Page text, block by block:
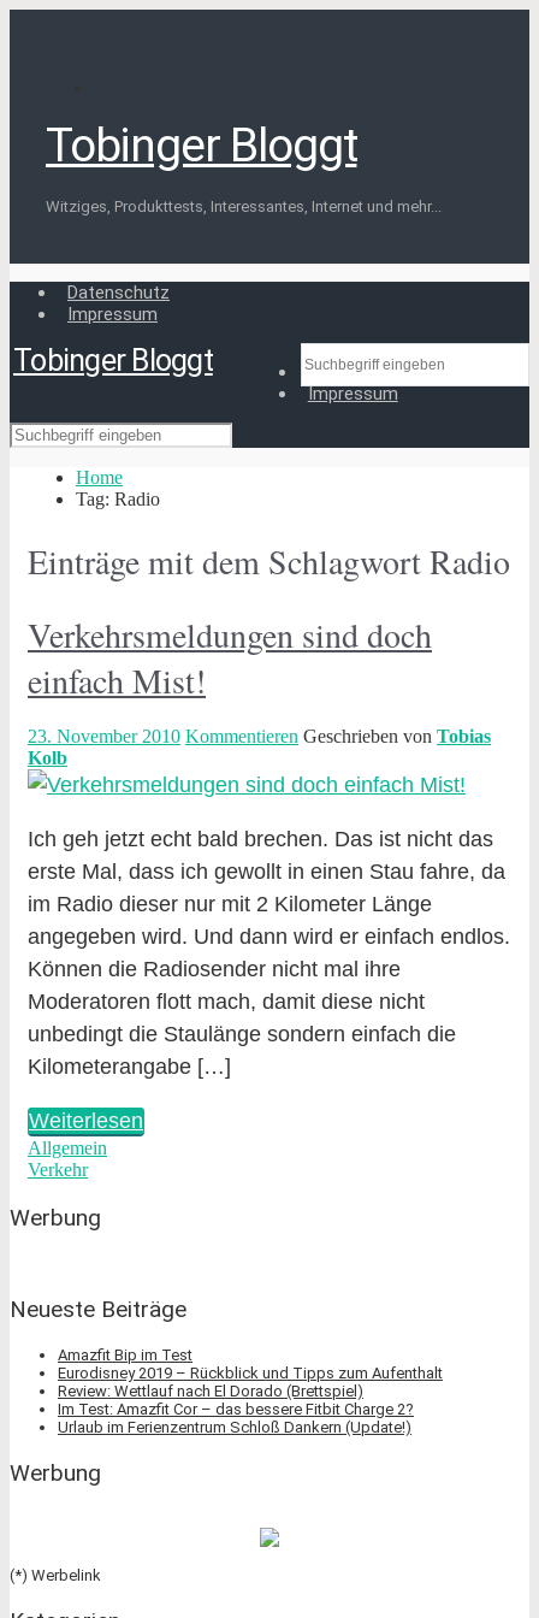
Tobinger Bloggt
Witziges, Produkttests, Interessantes, Internet und mehr...
Datenschutz
Impressum
Tobinger Bloggt
Datenschutz
Impressum
Home
Tag: Radio
Einträge mit dem SchlagwortRadio
Verkehrsmeldungen sind doch
einfach Mist!
23. November 2010 Kommentieren Geschrieben von Tobias
Kolb
Ich geh jetzt echt bald brechen. Das ist nicht das
erste Mal, dass ich gewollt in einen Stau fahre, da
im Radio dieser nur mit 2 Kilometer Länge
angegeben wird. Und dann wird er einfach endlos.
Können die Radiosender nicht mal ihre
Moderatoren flott mach, damit diese nicht
unbedingt die Staulänge sondern einfach die
Kilometerangabe […]
Weiterlesen
Allgemein
Verkehr
Werbung
Neueste Beiträge
Amazfit Bip im Test
Eurodisney 2019 – Rückblick und Tipps zum Aufenthalt
Review: Wettlauf nach El Dorado (Brettspiel)
Im Test: Amazfit Cor – das bessere Fitbit Charge 2?
Urlaub im Ferienzentrum Schloß Dankern (Update!)
Werbung
(*) Werbelink